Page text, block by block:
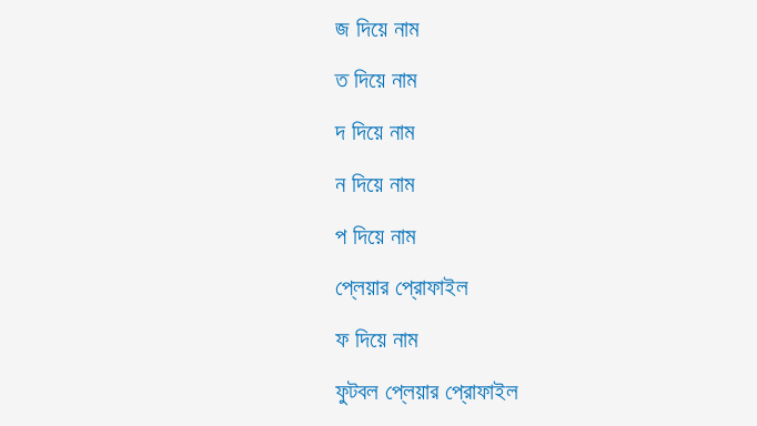
জ দিয়ে নাম
ত দিয়ে নাম
দ দিয়ে নাম
ন দিয়ে নাম
প দিয়ে নাম
প্লেয়ার প্রোফাইল
ফ দিয়ে নাম
ফুটবল প্লেয়ার প্রোফাইল